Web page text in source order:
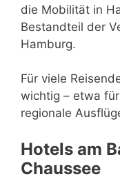
die Mobilität in
Bestandteil der
Hamburg.
Für viele
wichtig – etwa
regionale
Hotels am
Chaussee